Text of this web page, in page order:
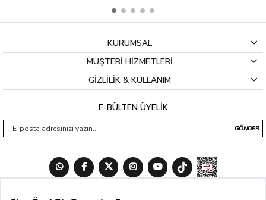
KURUMSAL
MÜŞTERİ HİZMETLERİ
GİZLİLİK & KULLANIM
E-BÜLTEN ÜYELİK
GÖNDER